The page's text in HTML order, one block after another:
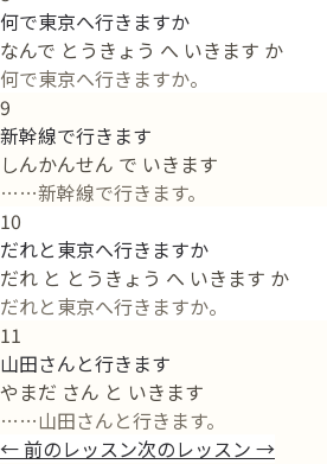
何で東京へ行きますか
なんで とうきょう へ いきます か
何で東京へ行きますか。
9
新幹線で行きます
しんかんせん で いきます
……新幹線で行きます。
10
だれと東京へ行きますか
だれ と とうきょう へ いきます か
だれと東京へ行きますか。
11
山田さんと行きます
やまだ さん と いきます
……山田さんと行きます。
←前のレッスン次のレッスン →